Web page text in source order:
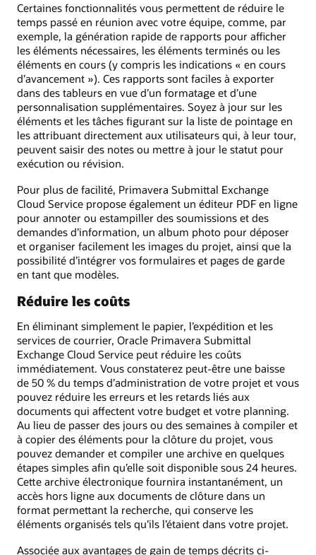
Certaines fonctionnalités vous permettent de réduire le
temps passé en réunion avec votre équipe, comme, par
exemple, la génération rapide de rapports pour afficher
les éléments nécessaires, les éléments terminés ou les
éléments en cours (y compris les indications « en cours
d’avancement »). Ces rapports sont faciles à exporter
dans des tableurs en vue d’un formatage et d’une
personnalisation supplémentaires. Soyez à jour sur les
éléments et les tâches figurant sur la liste de pointage en
les attribuant directement aux utilisateurs qui, à leur tour,
peuvent saisir des notes ou mettre à jour le statut pour
exécution ou révision.
Pour plus de facilité, Primavera Submittal Exchange
Cloud Service propose également un éditeur PDF en ligne
pour annoter ou estampiller des soumissions et des
demandes d’information, un album photo pour déposer
et organiser facilement les images du projet, ainsi que la
possibilité d’intégrer vos formulaires et pages de garde
en tant que modèles.
Réduire les coûts
En éliminant simplement le papier, l’expédition et les
services de courrier, Oracle Primavera Submittal
Exchange Cloud Service peut réduire les coûts
immédiatement. Vous constaterez peut-être une baisse
de 50 % du temps d’administration de votre projet et vous
pouvez réduire les erreurs et les retards liés aux
documents qui affectent votre budget et votre planning.
Au lieu de passer des jours ou des semaines à compiler et
à copier des éléments pour la clôture du projet, vous
pouvez demander et compiler une archive en quelques
étapes simples afin qu’elle soit disponible sous 24 heures.
Cette archive électronique fournira instantanément, un
accès hors ligne aux documents de clôture dans un
format permettant la recherche, qui conserve les
éléments organisés tels qu’ils l’étaient dans votre projet.
Associée aux avantages de gain de temps décrits ci-